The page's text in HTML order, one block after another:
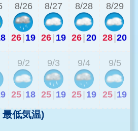
8/26
26 19
8/27
26 19
8/28
26 20
8/29
28 20
9/2
25 18
9/3
25 19
9/4
25 19
9/5
25 19
低気温)